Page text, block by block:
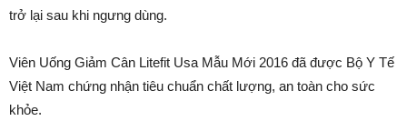
trở lại sau khi ngưng dùng.
Viên Uống Giảm Cân Litefit Usa Mẫu Mới 2016 đã được Bộ Y Tế
Việt Nam chứng nhận tiêu chuẩn chất lượng, an toàn cho sức
khỏe.